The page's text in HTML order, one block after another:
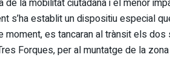
s’ha establit un dispositiu especial
moment, es tancaran al trànsit els
Forques, per al muntatge de la